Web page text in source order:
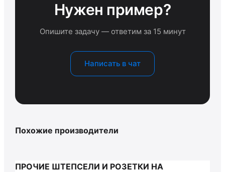
Нужен пример?
Опишите задачу — ответим за 15 минут
Написать в чат
Похожие производители
ПРОЧИЕ ШТЕПСЕЛИ И РОЗЕТКИ НА